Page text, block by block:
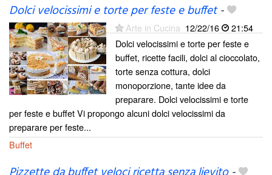
Dolci velocissimi e torte per feste e buffet-
Arte in Cucina 12/22/16
21:54
Dolci velocissimi e torte per feste e
buffet, ricette facili, dolci al cioccolato,
torte senza cottura, dolci
monoporzione, tante idee da
preparare. Dolci velocissimi e torte
per feste e buffet Vi propongo alcuni dolci velocissimi da
preparare per feste...
Buffet